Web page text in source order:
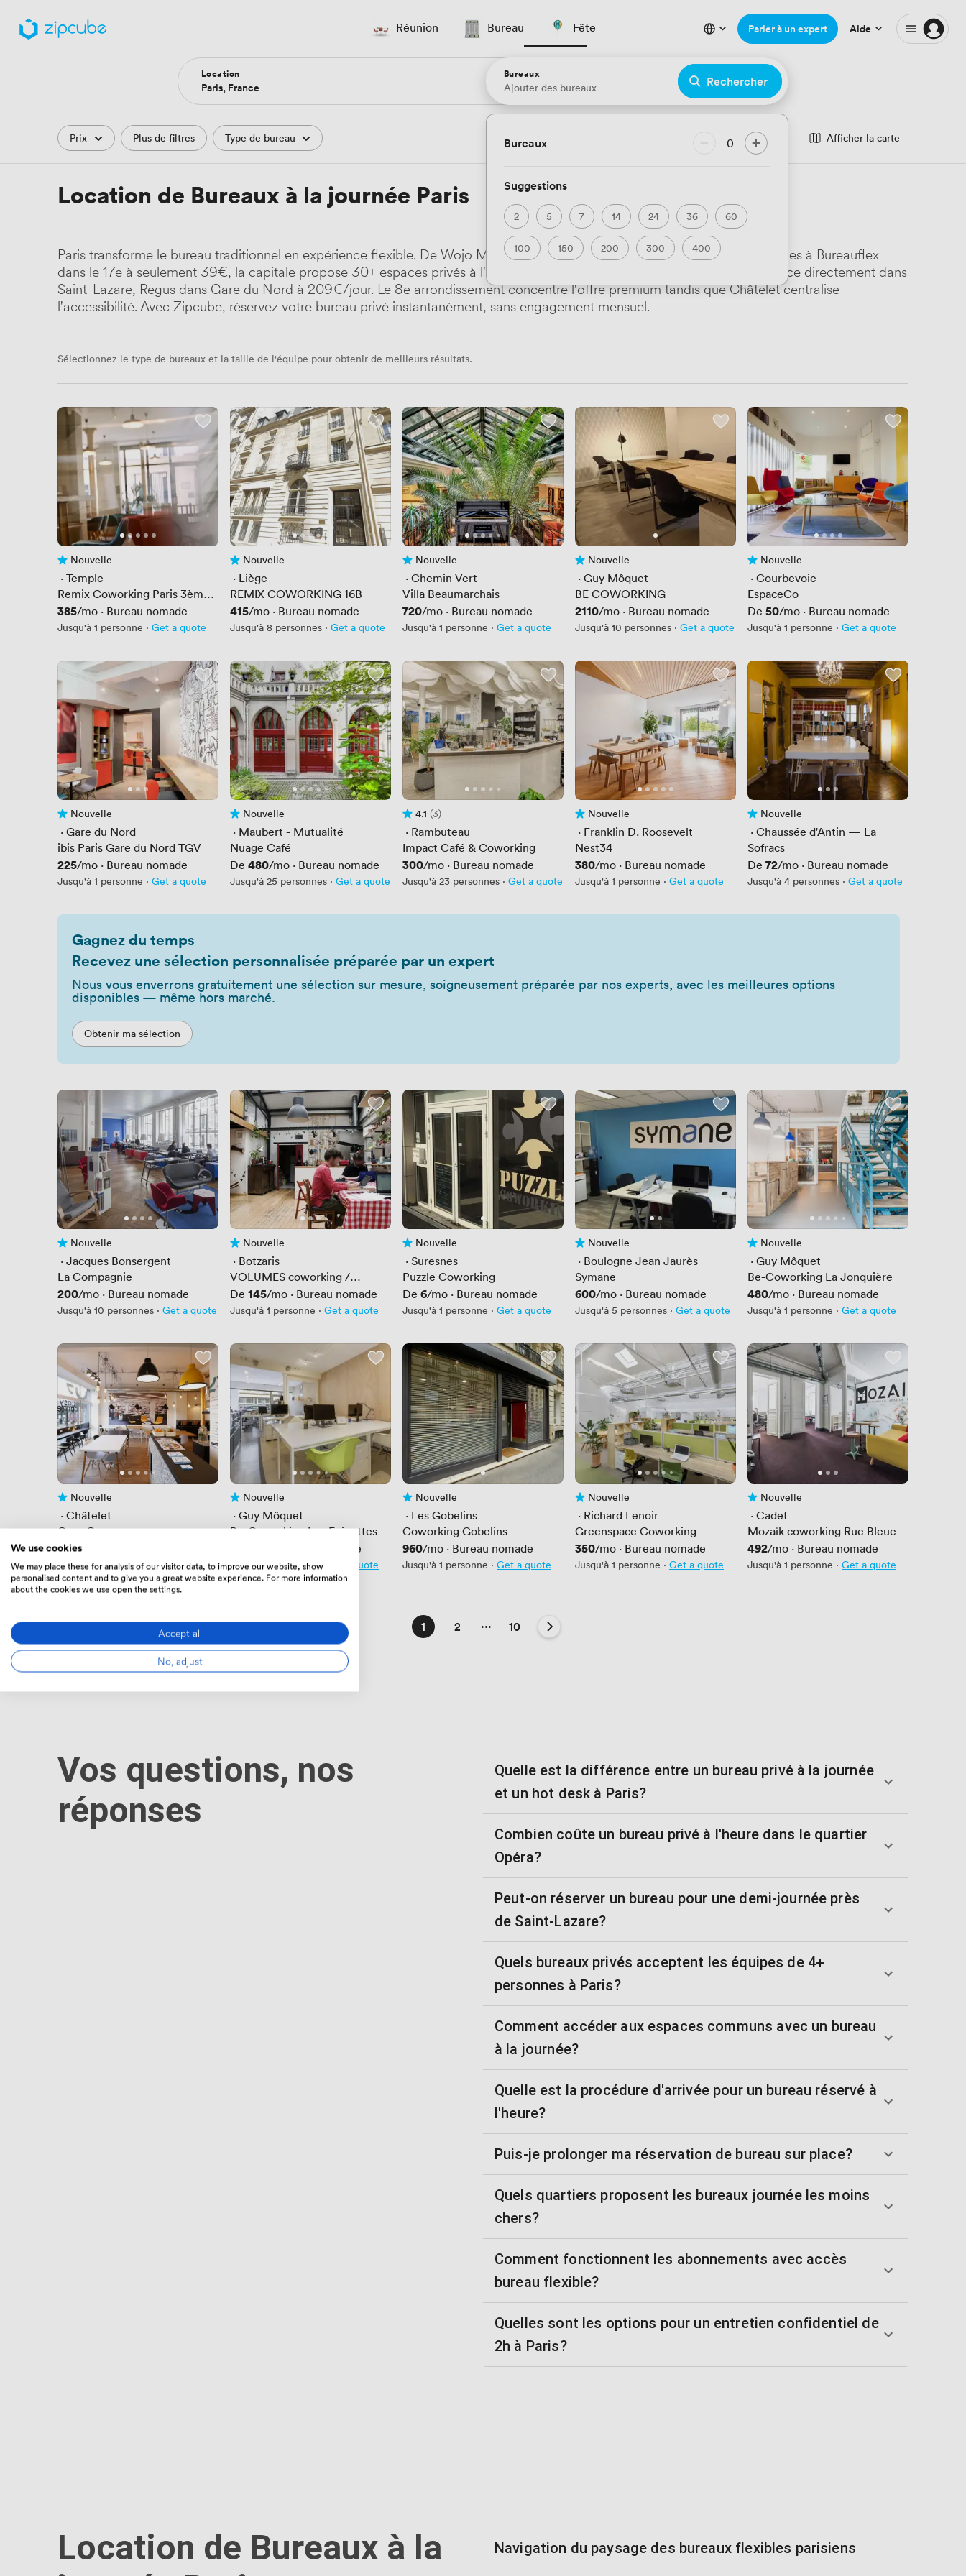
Réunion Bureau Fête
Location
Bureaux
Ajouter des bureaux
Bureaux 0
Suggestions
2 5 7 14 24 36 60
100 150 200 300 400
Rechercher
Parler à un expert Aide
Filtres
Prix Plus de filtres Type de bureau Afficher la carte
Location de Bureaux à la journée Paris
Paris transforme le bureau traditionnel en expérience flexible. De Wojo Madeleine avec ses 99,9€ la journée pour 2 personnes à Bureauflex
dans le 17e à seulement 39€, la capitale propose 30+ espaces privés à l'heure. Les hubs ferroviaires dominent: MITWIT Office directement dans
Saint-Lazare, Regus dans Gare du Nord à 209€/jour. Le 8e arrondissement concentre l'offre premium tandis que Châtelet centralise
l'accessibilité. Avec Zipcube, réservez votre bureau privé instantanément, sans engagement mensuel.
Sélectionnez le type de bureaux et la taille de l'équipe pour obtenir de meilleurs résultats.
Pas encore d'avis
Nouvelle
· Temple
Remix Coworking Paris 3ème
(République)
Prix
385/mo · Bureau nomade
Jusqu'à 1 personne · Get a quote
Pas encore d'avis
Nouvelle
· Liège
REMIX COWORKING 16B
Prix
415/mo · Bureau nomade
Jusqu'à 8 personnes · Get a quote
Pas encore d'avis
Nouvelle
· Chemin Vert
Villa Beaumarchais
Prix
720/mo · Bureau nomade
Jusqu'à 1 personne · Get a quote
Pas encore d'avis
Nouvelle
· Guy Môquet
BE COWORKING
Prix
2110/mo · Bureau nomade
Jusqu'à 10 personnes · Get a quote
Pas encore d'avis
Nouvelle
· Courbevoie
EspaceCo
De Prix
50/mo · Bureau nomade
Jusqu'à 1 personne · Get a quote
Pas encore d'avis
Nouvelle
· Gare du Nord
ibis Paris Gare du Nord TGV
Prix
225/mo · Bureau nomade
Jusqu'à 1 personne · Get a quote
Pas encore d'avis
Nouvelle
· Maubert - Mutualité
Nuage Café
De Prix
480/mo · Bureau nomade
Jusqu'à 25 personnes · Get a quote
Avis 4.1 sur 5
4.1
3 Avis (3)
· Rambuteau
Impact Café & Coworking
Prix
300/mo · Bureau nomade
Jusqu'à 23 personnes · Get a quote
Pas encore d'avis
Nouvelle
· Franklin D. Roosevelt
Nest34
Prix
380/mo · Bureau nomade
Jusqu'à 1 personne · Get a quote
Pas encore d'avis
Nouvelle
· Chaussée d'Antin — La
Fayette
Sofracs
De Prix
72/mo · Bureau nomade
Jusqu'à 4 personnes · Get a quote
Gagnez du temps
Recevez une sélection personnalisée préparée par un expert
Nous vous enverrons gratuitement une sélection sur mesure, soigneusement préparée par nos experts, avec les meilleures options
disponibles — même hors marché.
Obtenir ma sélection
Pas encore d'avis
Nouvelle
· Jacques Bonsergent
La Compagnie
Prix
200/mo · Bureau nomade
Jusqu'à 10 personnes · Get a quote
Pas encore d'avis
Nouvelle
· Botzaris
VOLUMES coworking /
makerspace / foodlab
De Prix
145/mo · Bureau nomade
Jusqu'à 1 personne · Get a quote
Pas encore d'avis
Nouvelle
· Suresnes
Puzzle Coworking
De Prix
6/mo · Bureau nomade
Jusqu'à 1 personne · Get a quote
Pas encore d'avis
Nouvelle
· Boulogne Jean Jaurès
Symane
Prix
600/mo · Bureau nomade
Jusqu'à 5 personnes · Get a quote
Pas encore d'avis
Nouvelle
· Guy Môquet
Be-Coworking La Jonquière
Prix
480/mo · Bureau nomade
Jusqu'à 1 personne · Get a quote
Pas encore d'avis
Nouvelle
· Châtelet
Cosy Corner
Prix
600/mo
Jusqu'à 1 personne · Get a quote
Pas encore d'avis
Nouvelle
· Guy Môquet
Be-Coworking Les Epinettes
Bureau nomade
Jusqu'à 1 personne · Get a quote
Pas encore d'avis
Nouvelle
· Les Gobelins
Coworking Gobelins
Prix
960/mo · Bureau nomade
Jusqu'à 1 personne · Get a quote
Pas encore d'avis
Nouvelle
· Richard Lenoir
Greenspace Coworking
Prix
350/mo · Bureau nomade
Jusqu'à 1 personne · Get a quote
Pas encore d'avis
Nouvelle
· Cadet
Mozaïk coworking Rue Bleue
Prix
492/mo · Bureau nomade
Jusqu'à 1 personne · Get a quote
1 2 ... 10
Vos questions, nos
réponses
Quelle est la différence entre un bureau privé à la journée
et un hot desk à Paris?
Combien coûte un bureau privé à l'heure dans le quartier
Opéra?
Peut-on réserver un bureau pour une demi-journée près
de Saint-Lazare?
Quels bureaux privés acceptent les équipes de 4+
personnes à Paris?
Comment accéder aux espaces communs avec un bureau
à la journée?
Quelle est la procédure d'arrivée pour un bureau réservé à
l'heure?
Puis-je prolonger ma réservation de bureau sur place?
Quels quartiers proposent les bureaux journée les moins
chers?
Comment fonctionnent les abonnements avec accès
bureau flexible?
Quelles sont les options pour un entretien confidentiel de
2h à Paris?
Location de Bureaux à la
Navigation du paysage des bureaux flexibles parisiens
We use cookies
We may place these for analysis of our visitor data, to improve our website, show
personalised content and to give you a great website experience. For more information
about the cookies we use open the settings.
Accept all
No, adjust